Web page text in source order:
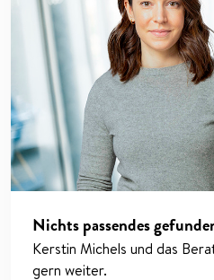
Nichts passendes
Kerstin Michels und das
gern weiter.